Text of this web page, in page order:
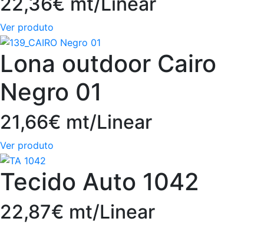
Ver produto
Lona outdoor Cairo
Negro 01
21,66€ mt/Linear
Ver produto
Tecido Auto 1042
22,87€ mt/Linear